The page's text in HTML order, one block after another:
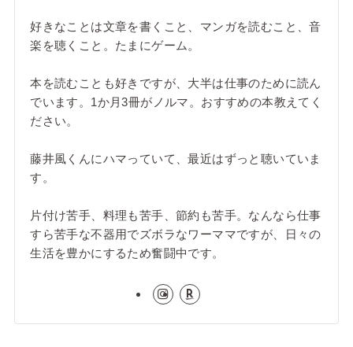
好きなことは文章を書くこと、マンガを読むこと、音
楽を聴くこと。たまにゲーム。
本を読むことも好きですが、大半は仕事のために読ん
でいます。1か月3冊がノルマ。おすすめの本教えてく
ださい。
藤井風くんにハマっていて、最近はずっと聴いていま
す。
片付け苦手、料理も苦手、節約も苦手。なんなら仕事
すら苦手な不器用でズボラなワーママですが、日々の
生活を豊かにするため奮闘中です。